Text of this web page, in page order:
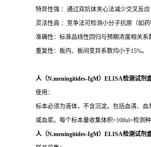
特异性强 ：通过双抗体夹心法减少交叉反应
灵活性高 ：竞争法可检测小分子抗原（如
准确性：标准品线性回归与预期浓度相关系
重复性：板内、板间变异系数均小于15%。
人（N.meningitides-IgM）ELISA检测试剂
使用：
标本必须为液体，不含沉淀。包括血清、
或血浆。每个标本量收集体积=100ul×检测
人（N.meningitides-IgM）ELISA检测试剂